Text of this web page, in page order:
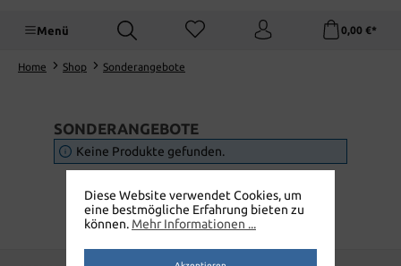
Menü 0,00 €*
Home Shop Sonderangebote
SONDERANGEBOTE
Keine Produkte gefunden.
Diese Website verwendet Cookies, um
eine bestmögliche Erfahrung bieten zu
können. Mehr Informationen ...